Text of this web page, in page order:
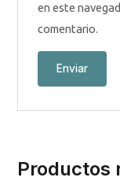
en este
comentario.
Productos